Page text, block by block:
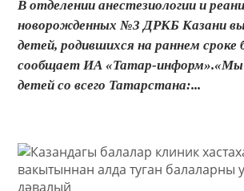
В отделении анестезиологии и
новорожденных №3 ДРКБ Казани
детей, родившихся на раннем сроке
сообщает ИА «Татар-информ».«Мы
детей со всего Татарстана:...